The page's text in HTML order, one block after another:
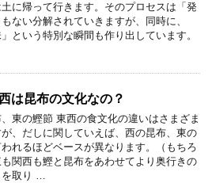
に帰って行きます。そのプロセスは「発
ない分解されていきますが、同時に、
」という特別な瞬間も作り出しています。
は昆布の文化なの？
東の鰹節 東西の食文化の違いはさまざま
、だしに関していえば、西の昆布、東の
れるほどベースが異なります。（もちろ
関西も鰹と昆布をあわせてより奥行きの
を取り …